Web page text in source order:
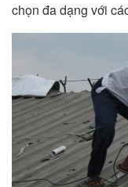
chọn đa dạng với